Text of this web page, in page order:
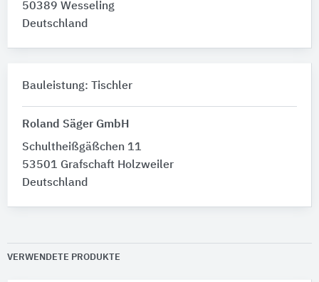
50389 Wesseling
Deutschland
Bauleistung: Tischler
Roland Säger GmbH
Schultheißgäßchen 11
53501 Grafschaft Holzweiler
Deutschland
VERWENDETE PRODUKTE